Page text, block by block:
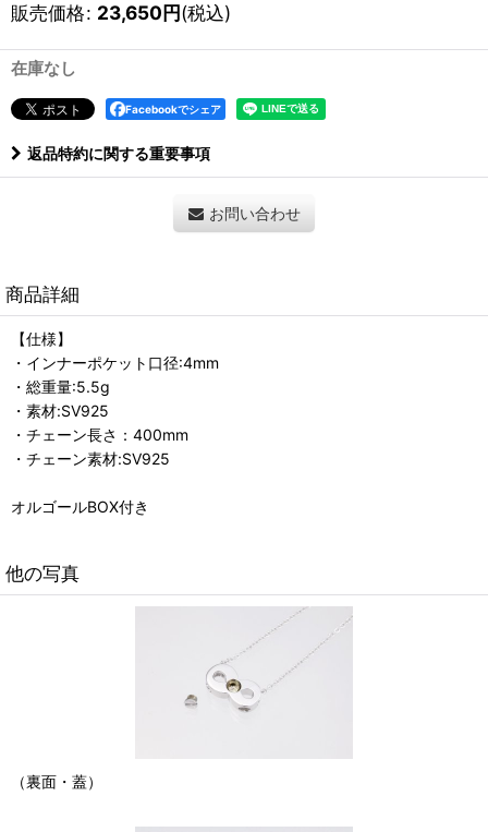
販売価格: 23,650円(税込)
在庫なし
Facebookでシェア
返品特約に関する重要事項
お問い合わせ
商品詳細
【仕様】
・インナーポケット口径:4mm
・総重量:5.5g
・素材:SV925
・チェーン長さ：400mm
・チェーン素材:SV925
オルゴールBOX付き
他の写真
（裏面・蓋）